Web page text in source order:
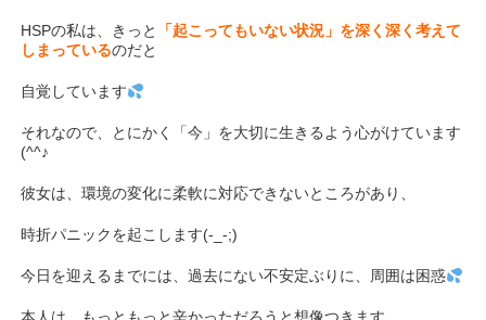
HSPの私は、きっと
「起こってもいない状況」を深く深く考えて
しまっているのだと
自覚しています
それなので、とにかく「今」を大切に生きるよう心がけています
(^^♪
彼女は、環境の変化に柔軟に対応できないところがあり、
時折パニックを起こします(-_-;)
今日を迎えるまでには、過去にない不安定ぶりに、周囲は困惑